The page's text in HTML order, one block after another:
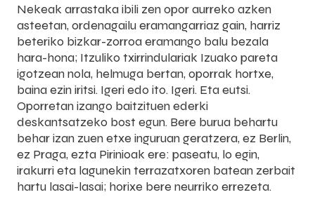
Nekeak arrastaka ibili zen opor aurreko azken
asteetan, ordenagailu eramangarriaz gain, harriz
beteriko bizkar-zorroa eramango balu bezala
hara-hona; Itzuliko txirrindulariak Izuako pareta
igotzean nola, helmuga bertan, oporrak hortxe,
baina ezin iritsi. Igeri edo ito. Igeri. Eta eutsi.
Oporretan izango baitzituen ederki
deskantsatzeko bost egun. Bere burua behartu
behar izan zuen etxe inguruan geratzera, ez Berlin,
ez Praga, ezta Pirinioak ere: paseatu, lo egin,
irakurri eta lagunekin terrazatxoren batean zerbait
hartu lasai-lasai; horixe bere neurriko errezeta.